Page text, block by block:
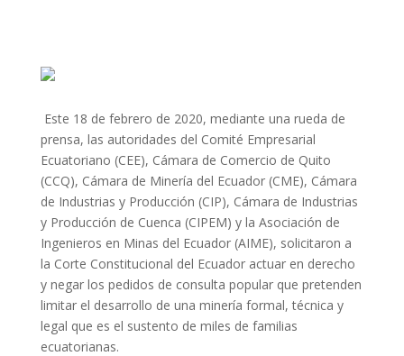
Este 18 de febrero de 2020, mediante una rueda de
prensa, las autoridades del Comité Empresarial
Ecuatoriano (CEE), Cámara de Comercio de Quito
(CCQ), Cámara de Minería del Ecuador (CME), Cámara
de Industrias y Producción (CIP), Cámara de Industrias
y Producción de Cuenca (CIPEM) y la Asociación de
Ingenieros en Minas del Ecuador (AIME), solicitaron a
la Corte Constitucional del Ecuador actuar en derecho
y negar los pedidos de consulta popular que pretenden
limitar el desarrollo de una minería formal, técnica y
legal que es el sustento de miles de familias
ecuatorianas.